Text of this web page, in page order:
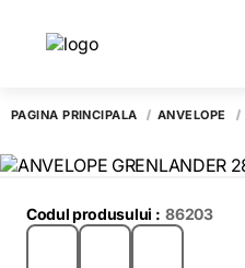
PAGINA PRINCIPALĂ ANVELOPE
Codul produsului : 86203